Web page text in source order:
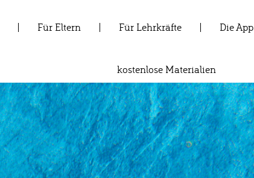
Für Eltern Für Lehrkräfte Die App
kostenlose Materialien